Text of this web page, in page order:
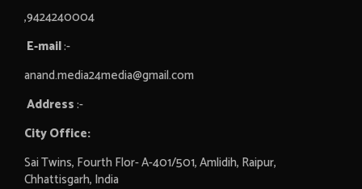
,9424240004
E-mail:-
anand.media24media@gmail.com
Address:-
City Office:
Sai Twins, Fourth Flor- A-401/501, Amlidih, Raipur,
Chhattisgarh, India